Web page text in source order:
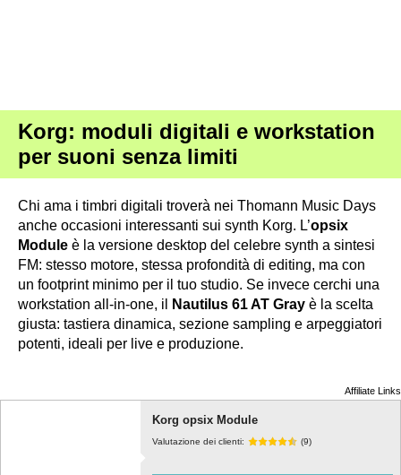
Korg: moduli digitali e workstation
per suoni senza limiti
Chi ama i timbri digitali troverà nei Thomann Music Days
anche occasioni interessanti sui synth Korg. L’opsix
Module è la versione desktop del celebre synth a sintesi
FM: stesso motore, stessa profondità di editing, ma con
un footprint minimo per il tuo studio. Se invece cerchi una
workstation all-in-one, il
Nautilus 61 AT Gray è la scelta
giusta: tastiera dinamica, sezione sampling e arpeggiatori
potenti, ideali per live e produzione.
Affiliate Links
Korg opsix Module
Valutazione dei clienti: (9)